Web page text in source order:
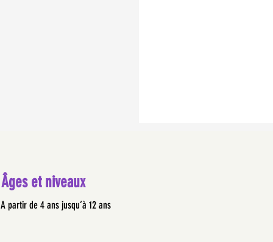
Âges et niveaux
A partir de 4 ans jusqu’à 12 ans